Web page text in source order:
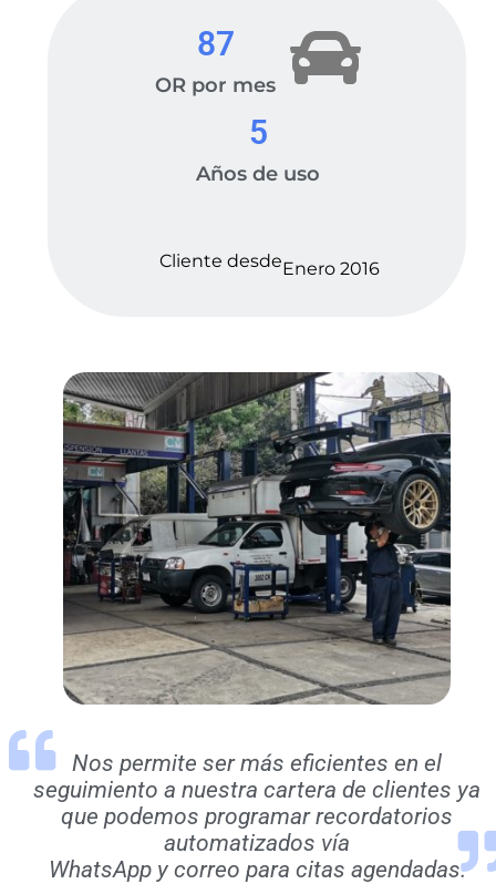
OR por mes
87
Años de uso
5
Cliente desdeEnero 2016
Nos permite ser más eficientes en el
seguimiento a nuestra cartera de clientes ya
que podemos programar recordatorios
automatizados vía
WhatsApp y correo para citas agendadas.